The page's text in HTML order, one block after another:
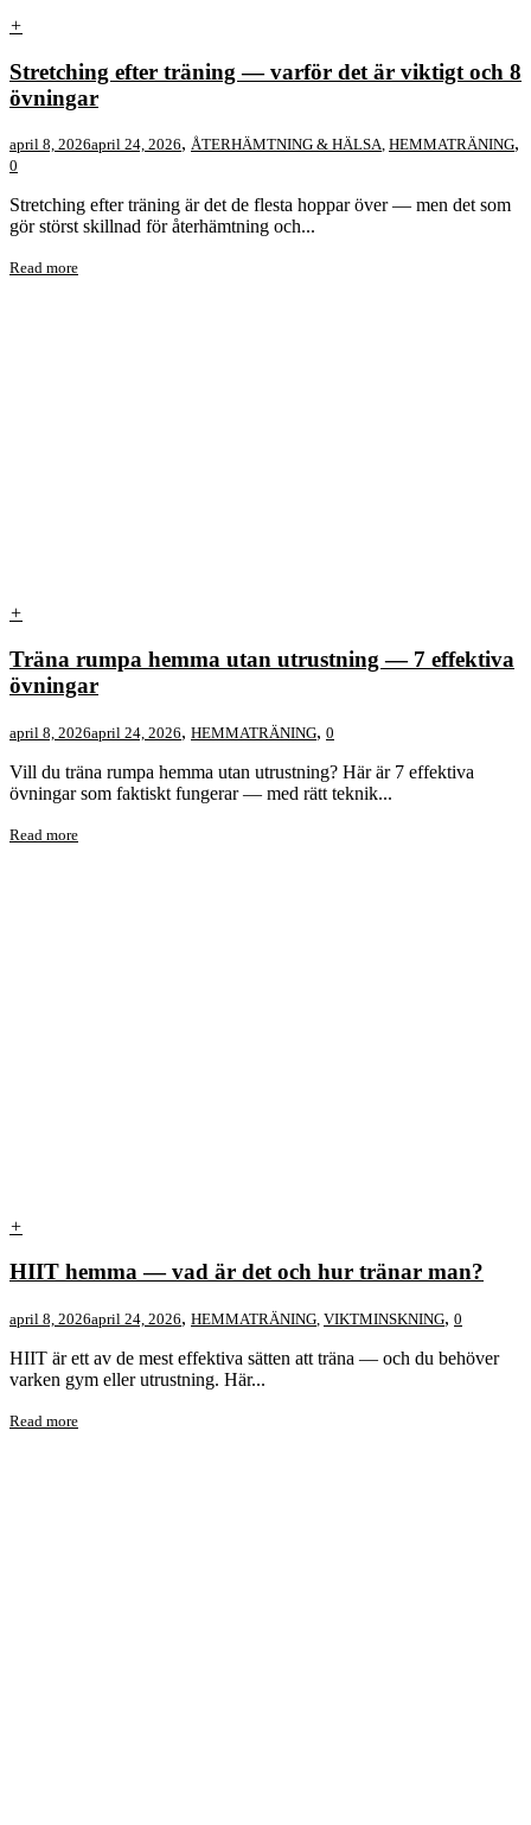
+
Stretching efter träning — varför det är viktigt och 8
övningar
april 8, 2026april 24, 2026, ÅTERHÄMTNING & HÄLSA, HEMMATRÄNING,
0
Stretching efter träning är det de flesta hoppar över — men det som
gör störst skillnad för återhämtning och...
Read more
+
Träna rumpa hemma utan utrustning — 7 effektiva
övningar
april 8, 2026april 24, 2026, HEMMATRÄNING, 0
Vill du träna rumpa hemma utan utrustning? Här är 7 effektiva
övningar som faktiskt fungerar — med rätt teknik...
Read more
+
HIIT hemma — vad är det och hur tränar man?
april 8, 2026april 24, 2026, HEMMATRÄNING, VIKTMINSKNING, 0
HIIT är ett av de mest effektiva sätten att träna — och du behöver
varken gym eller utrustning. Här...
Read more